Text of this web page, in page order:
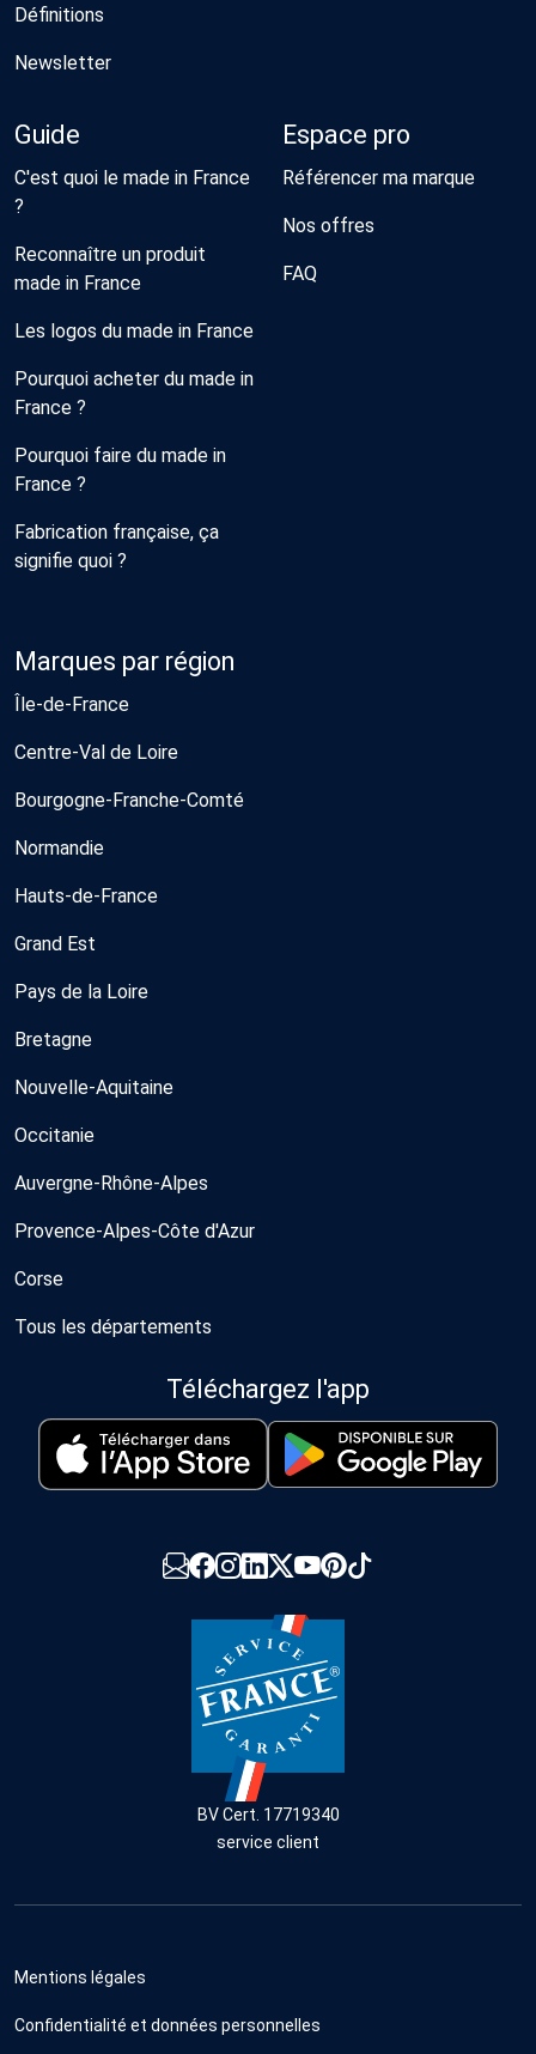
Définitions
Newsletter
Guide
C'est quoi le made in France
?
Reconnaître un produit
made in France
Les logos du made in France
Pourquoi acheter du made in
France ?
Pourquoi faire du made in
France ?
Fabrication française, ça
signifie quoi ?
Espace pro
Référencer ma marque
Nos offres
FAQ
Marques par région
Île-de-France
Centre-Val de Loire
Bourgogne-Franche-Comté
Normandie
Hauts-de-France
Grand Est
Pays de la Loire
Bretagne
Nouvelle-Aquitaine
Occitanie
Auvergne-Rhône-Alpes
Provence-Alpes-Côte d'Azur
Corse
Tous les départements
Téléchargez l'app
BV Cert. 17719340
service client
Mentions légales
Confidentialité et données personnelles